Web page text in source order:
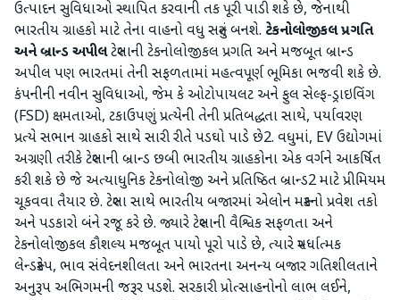
ઉત્પાદન સુવિધાઓ સ્થાપિત કરવાની તક પૂરી પાડી શકે છે, જેનાથી
ભારતીય ગ્રાહકો માટે તેના વાહનો વધુ સસ્તું બનશે. ટેકનોલોજીકલ પ્રગતિ
અને બ્રાન્ડ અપીલટેસ્લાની ટેકનોલોજીકલ પ્રગતિ અને મજબૂત બ્રાન્ડ
અપીલ પણ ભારતમાં તેની સફળતામાં મહત્વપૂર્ણ ભૂમિકા ભજવી શકે છે.
કંપનીની નવીન સુવિધાઓ, જેમ કે ઓટોપાયલટ અને ફુલ સેલ્ફ-ડ્રાઇવિંગ
(FSD) ક્ષમતાઓ, ટકાઉપણું પ્રત્યેની તેની પ્રતિબદ્ધતા સાથે, પર્યાવરણ
પ્રત્યે સભાન ગ્રાહકો સાથે સારી રીતે પડઘો પાડે છે2. વધુમાં, EV ઉદ્યોગમાં
અગ્રણી તરીકે ટેસ્લાની બ્રાન્ડ છબી ભારતીય ગ્રાહકોના એક વર્ગને આકર્ષિત
કરી શકે છે જે અત્યાધુનિક ટેકનોલોજી અને પ્રતિષ્ઠિત બ્રાન્ડ2 માટે પ્રીમિયમ
ચૂકવવા તૈયાર છે. ટેસ્લા સાથે ભારતીય બજારમાં એલોન મસ્કનો પ્રવેશ તકો
અને પડકારો બંને રજૂ કરે છે. જ્યારે ટેસ્લાની વૈશ્વિક સફળતા અને
ટેકનોલોજીકલ કૌશલ્ય મજબૂત પાયો પૂરો પાડે છે, ત્યારે સ્પર્ધાત્મક
લેન્ડસ્કેપ, ભાવ સંવેદનશીલતા અને ભારતના અનન્ય બજાર ગતિશીલતાને
અનુરૂપ અભિગમની જરૂર પડશે. સરકારી પ્રોત્સાહનોનો લાભ લઈને,